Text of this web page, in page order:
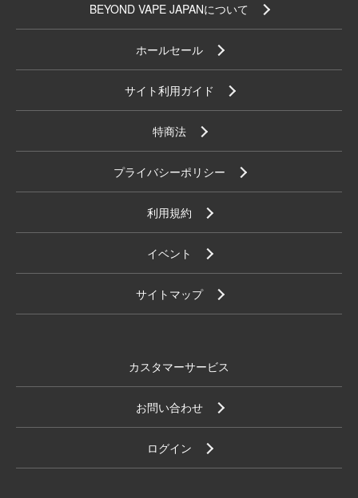
BEYOND VAPE JAPANについて
ホールセール
サイト利用ガイド
特商法
プライバシーポリシー
利用規約
イベント
サイトマップ
カスタマーサービス
お問い合わせ
ログイン